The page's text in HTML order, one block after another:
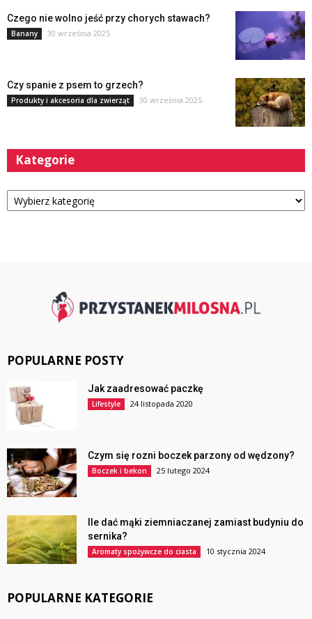
Czego nie wolno jeść przy chorych stawach?
Banany 30 września 2025
Czy spanie z psem to grzech?
Produkty i akcesoria dla zwierząt 30 września 2025
Kategorie
Kategorie
POPULARNE POSTY
Jak zaadresować paczkę
Lifestyle 24 listopada 2020
Czym się rozni boczek parzony od wędzony?
Boczek i bekon 25 lutego 2024
Ile dać mąki ziemniaczanej zamiast budyniu do
sernika?
Aromaty spożywcze do ciasta 10 stycznia 2024
POPULARNE KATEGORIE